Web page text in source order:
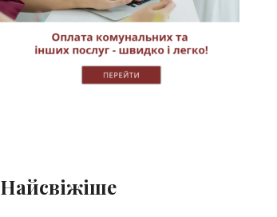
Найсвіжіше